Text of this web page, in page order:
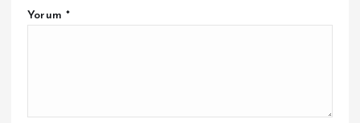
Yorum *